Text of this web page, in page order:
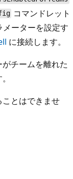
コマンドレット
ーターを設定す
に接続します。
チームを離れた
とはできませ